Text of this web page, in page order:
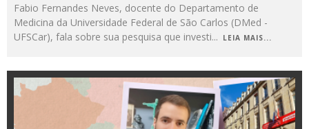
Fabio Fernandes Neves, docente do Departamento de
Medicina da Universidade Federal de São Carlos (DMed -
UFSCar), fala sobre sua pesquisa que investi... LEIA MAIS...